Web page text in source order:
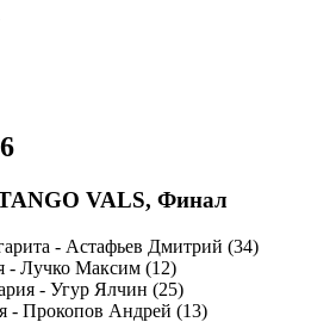
VALS, Финал
- Астафьев Дмитрий (34)
- Лучко Максим (12)
- Угур Ялчин (25)
- Прокопов Андрей (13)